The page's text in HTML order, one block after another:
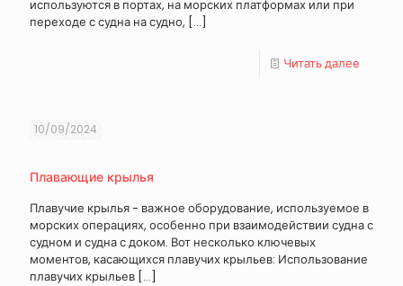
используются в портах, на морских платформах или при
переходе с судна на судно, […]
Читать далее
10/09/2024
Плавающие крылья
Плавучие крылья - важное оборудование, используемое в
морских операциях, особенно при взаимодействии судна с
судном и судна с доком. Вот несколько ключевых
моментов, касающихся плавучих крыльев: Использование
плавучих крыльев […]